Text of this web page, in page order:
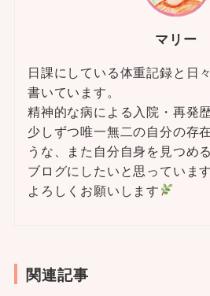
マリー
日課にしている体重記録と日
書いています。
精神的な病による入院・再発歴
少しずつ唯一無二の自分の存
うな、また自分自身を見つめ
ブログにしたいと思っています
よろしくお願いします
関連記事